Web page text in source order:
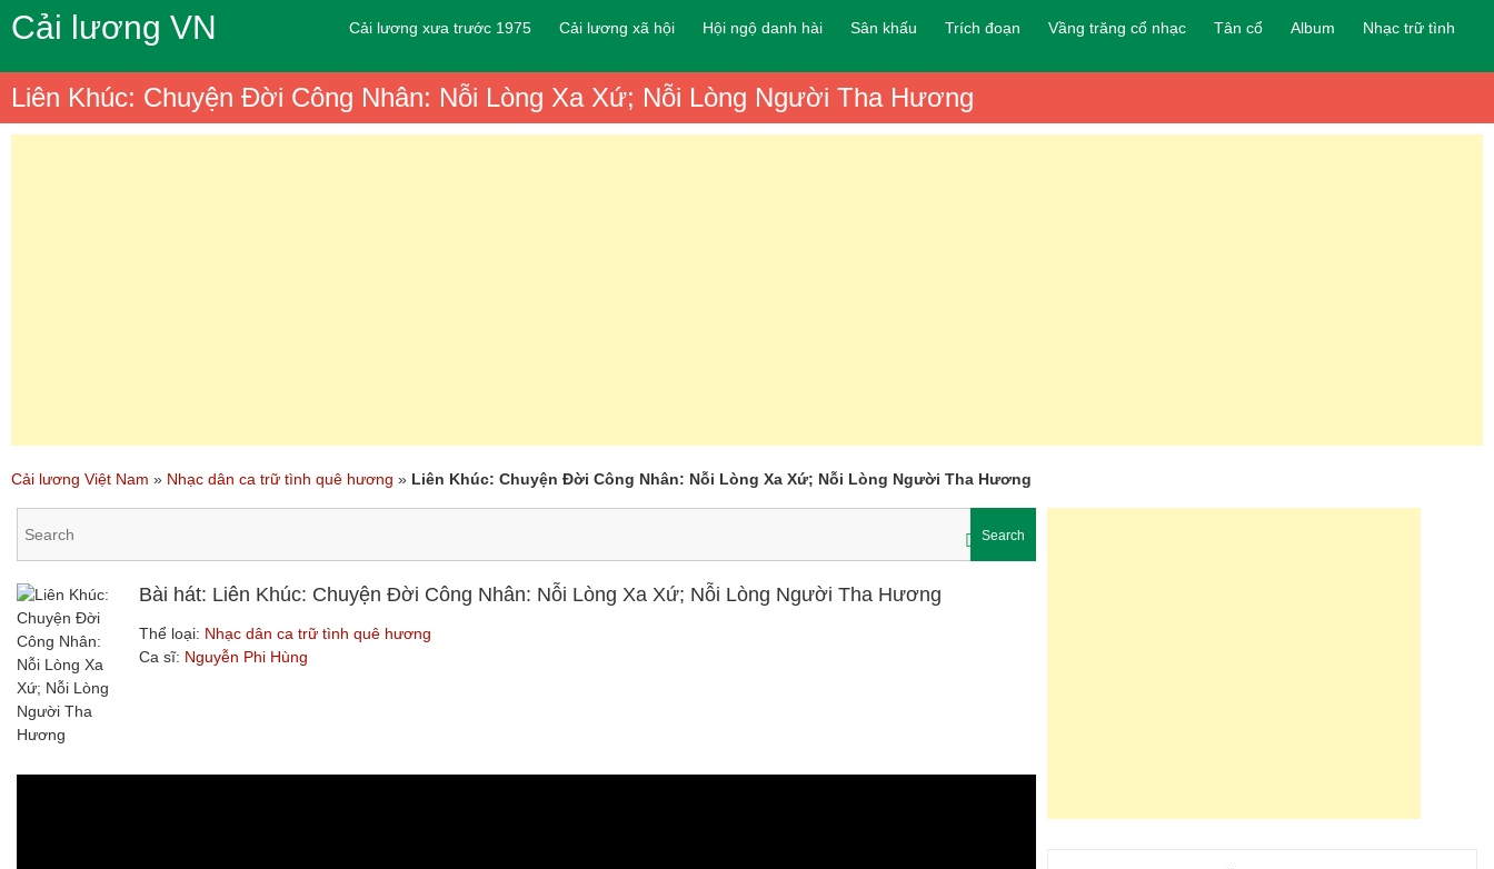
Cải lương VN Cải lương xưa trước 1975 Cải lương xã hội Hội ngộ danh hài Sân khấu Trích đoạn Vầng trăng cổ nhạc Tân cổ Album Nhạc trữ tình
Liên Khúc: Chuyện Đời Công Nhân: Nỗi Lòng Xa Xứ; Nỗi Lòng Người Tha Hương
Cải lương Việt Nam » Nhạc dân ca trữ tình quê hương » Liên Khúc: Chuyện Đời Công Nhân: Nỗi Lòng Xa Xứ; Nỗi Lòng Người Tha Hương
Search
Bài hát: Liên Khúc: Chuyện Đời Công Nhân: Nỗi Lòng Xa Xứ; Nỗi Lòng Người Tha Hương
Thể loại: Nhạc dân ca trữ tình quê hương
Ca sĩ: Nguyễn Phi Hùng